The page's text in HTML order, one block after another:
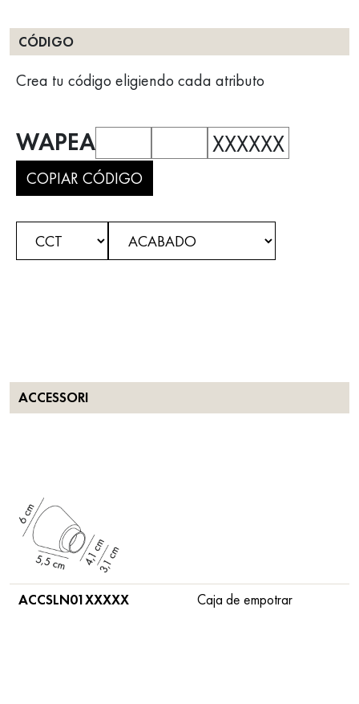
CÓDIGO
Crea tu código eligiendo cada atributo
WAPEA XXXXXX
COPIAR CÓDIGO
ACCESSORI
ACCSLN01XXXXX Caja de empotrar